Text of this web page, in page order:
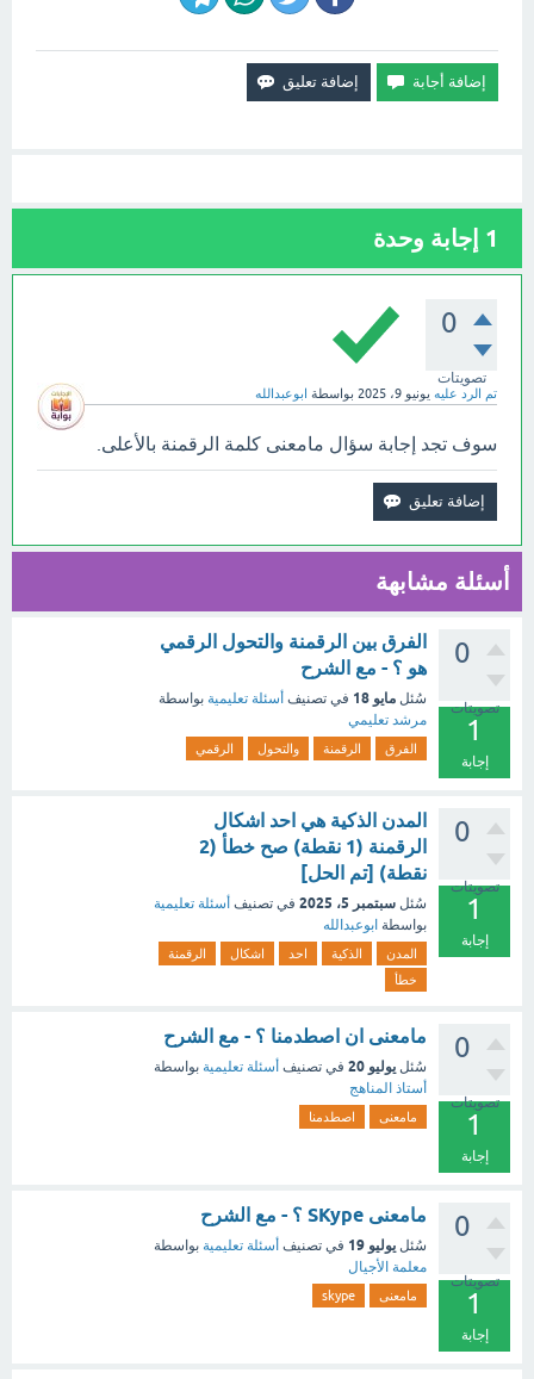
1 إجابة وحدة
0
تصويتات
تم الرد عليه يونيو 9، 2025 بواسطة ابوعبدالله
سوف تجد إجابة سؤال مامعنى كلمة الرقمنة بالأعلى.
أسئلة مشابهة
0
تصويتات
1
إجابة
الفرق بين الرقمنة والتحول الرقمي
هو ؟ - مع الشرح
سُئل مايو 18 في تصنيف أسئلة تعليمية بواسطة
مرشد تعليمي
الفرق الرقمنة والتحول الرقمي
0
تصويتات
1
إجابة
المدن الذكية هي احد اشكال
الرقمنة (1 نقطة) صح خطأ (2
نقطة) [تم الحل]
سُئل سبتمبر 5، 2025 في تصنيف أسئلة تعليمية
بواسطة ابوعبدالله
المدن الذكية احد اشكال
الرقمنة
خطأ
0
تصويتات
1
إجابة
مامعنى ان اصطدمنا ؟ - مع الشرح
سُئل يوليو 20 في تصنيف أسئلة تعليمية بواسطة
أستاذ المناهج
مامعنى اصطدمنا
0
تصويتات
1
إجابة
مامعنى SKype ؟ - مع الشرح
سُئل يوليو 19 في تصنيف أسئلة تعليمية بواسطة
معلمة الأجيال
مامعنى skype